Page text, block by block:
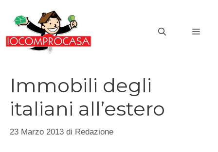
contenuto
Immobili degli
italiani all’estero
23 Marzo 2013 di Redazione